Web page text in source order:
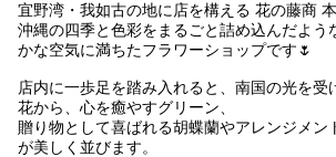
宜野湾・我如古の地に店を構える 花の藤商 本
沖縄の四季と色彩をまるごと詰め込んだよう
かな空気に満ちたフラワーショップです🌷
店内に一歩足を踏み入れると、南国の光を受
花から、心を癒やすグリーン、
贈り物として喜ばれる胡蝶蘭やアレンジメン
が美しく並びます。